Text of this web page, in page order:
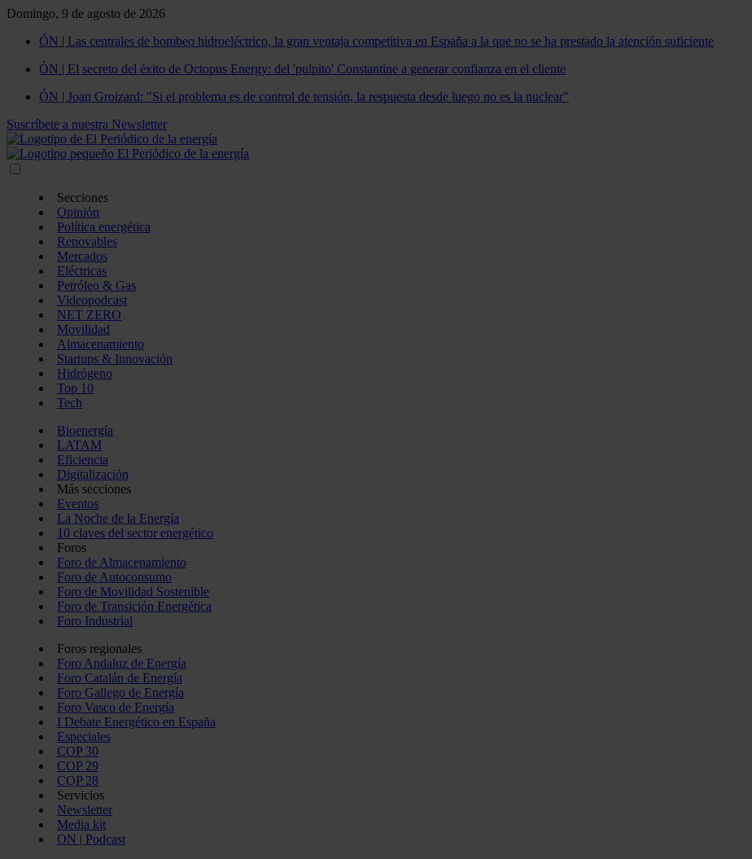
Domingo, 9 de agosto de 2026
ÓN | Las centrales de bombeo hidroeléctrico, la gran ventaja competitiva en España a la que no se ha prestado la atención suficiente
ÓN | El secreto del éxito de Octopus Energy: del 'pulpito' Constantine a generar confianza en el cliente
ÓN | Joan Groizard: "Si el problema es de control de tensión, la respuesta desde luego no es la nuclear"
Suscríbete a nuestra Newsletter
Secciones
Opinión
Política energética
Renovables
Mercados
Eléctricas
Petróleo & Gas
Videopodcast
NET ZERO
Movilidad
Almacenamiento
Startups & Innovación
Hidrógeno
Top 10
Tech
Bioenergía
LATAM
Eficiencia
Digitalización
Más secciones
Eventos
La Noche de la Energía
10 claves del sector energético
Foros
Foro de Almacenamiento
Foro de Autoconsumo
Foro de Movilidad Sostenible
Foro de Transición Energética
Foro Industrial
Foros regionales
Foro Andaluz de Energía
Foro Catalán de Energía
Foro Gallego de Energía
Foro Vasco de Energía
I Debate Energético en España
Especiales
COP 30
COP 29
COP 28
Servicios
Newsletter
Media kit
ON | Podcast